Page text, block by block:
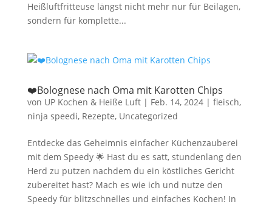
Heißluftfritteuse längst nicht mehr nur für Beilagen,
sondern für komplette...
❤️Bolognese nach Oma mit Karotten Chips
von UP Kochen & Heiße Luft| Feb. 14, 2024| fleisch,
ninja speedi, Rezepte, Uncategorized
Entdecke das Geheimnis einfacher Küchenzauberei
mit dem Speedy 🌟 Hast du es satt, stundenlang den
Herd zu putzen nachdem du ein köstliches Gericht
zubereitet hast? Mach es wie ich und nutze den
Speedy für blitzschnelles und einfaches Kochen! In